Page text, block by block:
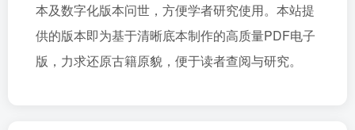
本及数字化版本问世，方便学者研究使用。本站提
供的版本即为基于清晰底本制作的高质量PDF电子
版，力求还原古籍原貌，便于读者查阅与研究。